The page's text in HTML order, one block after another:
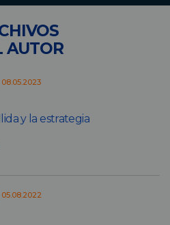
AUTOR
08.05.2023
y la estrategia
05.08.2022